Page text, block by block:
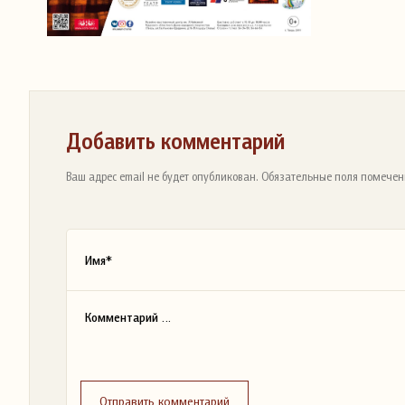
Добавить комментарий
Ваш адрес email не будет опубликован. Обязательные поля
Отправить комментарий